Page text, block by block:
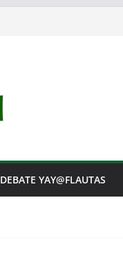
DEBATE YAY@FLAUTAS